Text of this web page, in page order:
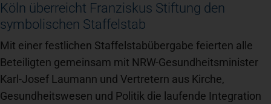
Karriere
Kontakt
Köln überreicht Franziskus Stiftung den
symbolischen Staffelstab
Mit einer festlichen Staffelstabübergabe feierten alle
Beteiligten gemeinsam mit NRW-Gesundheitsminister
Karl-Josef Laumann und Vertretern aus Kirche,
Gesundheitswesen und Politik die laufende Integration